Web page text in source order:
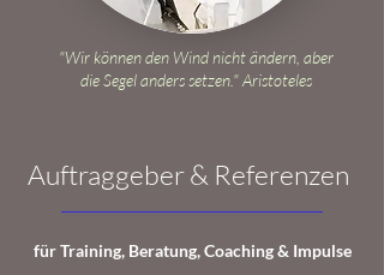
"Wir können den Wind nicht ändern, aber
die Segel anders setzen." Aristoteles
Auftraggeber & Referenzen
für Training, Beratung, Coaching & Impulse